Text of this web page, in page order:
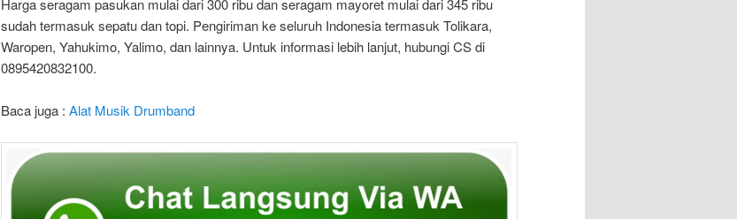
Harga seragam pasukan mulai dari 300 ribu dan seragam mayoret mulai dari 345 ribu
sudah termasuk sepatu dan topi. Pengiriman ke seluruh Indonesia termasuk Tolikara,
Waropen, Yahukimo, Yalimo, dan lainnya. Untuk informasi lebih lanjut, hubungi CS di
0895420832100.
Baca juga : Alat Musik Drumband